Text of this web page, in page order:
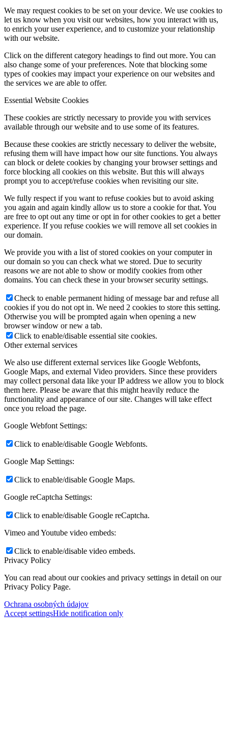
We may request cookies to be set on your device. We use cookies to
let us know when you visit our websites, how you interact with us,
to enrich your user experience, and to customize your relationship
with our website.
Click on the different category headings to find out more. You can
also change some of your preferences. Note that blocking some
types of cookies may impact your experience on our websites and
the services we are able to offer.
Essential Website Cookies
These cookies are strictly necessary to provide you with services
available through our website and to use some of its features.
Because these cookies are strictly necessary to deliver the website,
refusing them will have impact how our site functions. You always
can block or delete cookies by changing your browser settings and
force blocking all cookies on this website. But this will always
prompt you to accept/refuse cookies when revisiting our site.
We fully respect if you want to refuse cookies but to avoid asking
you again and again kindly allow us to store a cookie for that. You
are free to opt out any time or opt in for other cookies to get a better
experience. If you refuse cookies we will remove all set cookies in
our domain.
We provide you with a list of stored cookies on your computer in
our domain so you can check what we stored. Due to security
reasons we are not able to show or modify cookies from other
domains. You can check these in your browser security settings.
Check to enable permanent hiding of message bar and refuse all
cookies if you do not opt in. We need 2 cookies to store this setting.
Otherwise you will be prompted again when opening a new
browser window or new a tab.
Click to enable/disable essential site cookies.
Other external services
We also use different external services like Google Webfonts,
Google Maps, and external Video providers. Since these providers
may collect personal data like your IP address we allow you to block
them here. Please be aware that this might heavily reduce the
functionality and appearance of our site. Changes will take effect
once you reload the page.
Google Webfont Settings:
Click to enable/disable Google Webfonts.
Google Map Settings:
Click to enable/disable Google Maps.
Google reCaptcha Settings:
Click to enable/disable Google reCaptcha.
Vimeo and Youtube video embeds:
Click to enable/disable video embeds.
Privacy Policy
You can read about our cookies and privacy settings in detail on our
Privacy Policy Page.
Ochrana osobných údajov
Accept settingsHide notification only